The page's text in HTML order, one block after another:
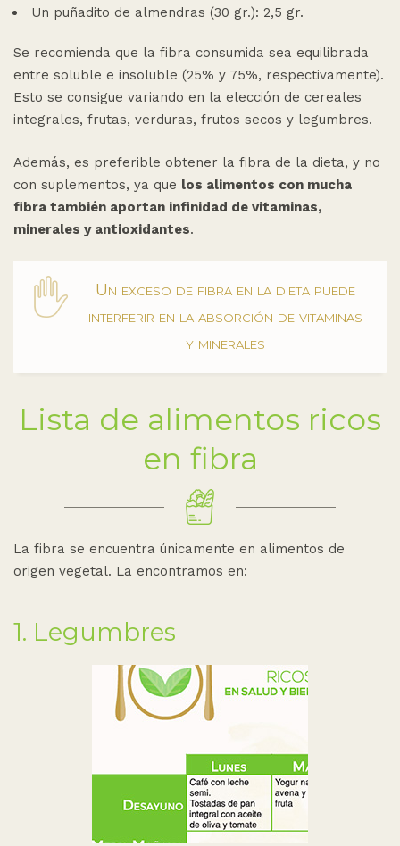
Un puñadito de almendras (30 gr.): 2,5 gr.
Se recomienda que la fibra consumida sea equilibrada
entre soluble e insoluble (25% y 75%, respectivamente).
Esto se consigue variando en la elección de cereales
integrales, frutas, verduras, frutos secos y legumbres.
Además, es preferible obtener la fibra de la dieta, y no
con suplementos, ya que los alimentos con mucha
fibra también aportan infinidad de vitaminas,
minerales y antioxidantes.
Un exceso de fibra en la dieta puede
interferir en la absorción de vitaminas
y minerales
Lista de alimentos ricos
en fibra
La fibra se encuentra únicamente en alimentos de
origen vegetal. La encontramos en:
1. Legumbres